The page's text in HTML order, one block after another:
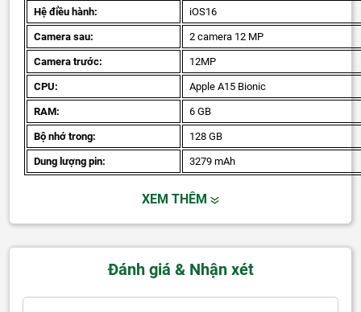
Hệ điều hành: iOS16
Camera sau: 2 camera 12 MP
Camera trước: 12MP
CPU: Apple A15 Bionic
RAM: 6 GB
Bộ nhớ trong: 128 GB
Dung lượng pin: 3279 mAh
XEM THÊM
Đánh giá & Nhận xét